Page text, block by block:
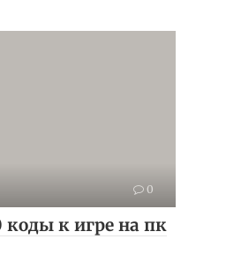
0
коды к игре на пк